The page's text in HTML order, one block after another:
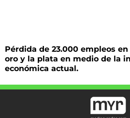
Pérdida de 23.000 empleos
oro y la plata en medio de la
económica actual.